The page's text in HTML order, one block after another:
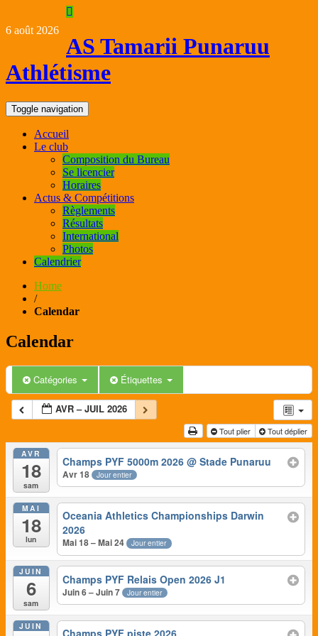
to
content
6 août 2026
AS Tamarii Punaruu
Athlétisme
Toggle navigation
Accueil
Le club
Composition du Bureau
Se licencier
Horaires
Actus & Compétitions
Règlements
Résultats
International
Photos
Calendrier
Home
/
Calendar
Calendar
Catégories Étiquettes
AVR – JUIL 2026
Tout plier Tout déplier
AVR
18
sam
Champs PYF 5000m 2026@ Stade Punaruu
Avr 18 Jour entier
MAI
18
lun
Oceania Athletics Championships Darwin
2026
Mai 18 – Mai 24 Jour entier
JUIN
6
sam
Champs PYF Relais Open 2026 J1
Juin 6 – Juin 7 Jour entier
JUIN